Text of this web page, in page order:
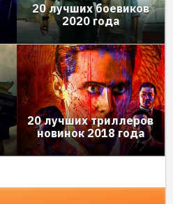
20 лучших боевиков
2020 года
20 лучших триллеров
новинок 2018 года